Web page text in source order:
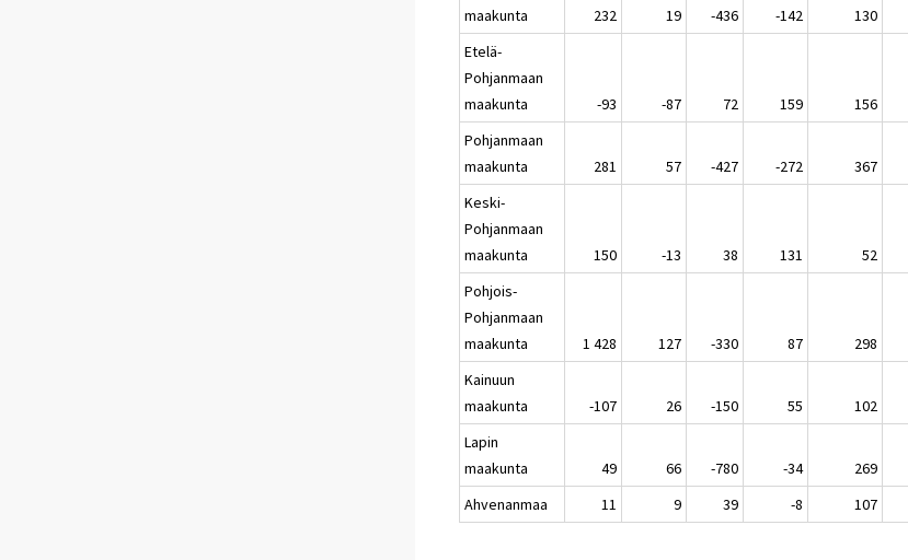
maakunta
232 19 -436 -142 130
Etelä-
Pohjanmaan
maakunta
-93 -87 72 159 156
Pohjanmaan
maakunta
281 57 -427 -272 367
Keski-
Pohjanmaan
maakunta
150 -13 38 131 52
Pohjois-
Pohjanmaan
maakunta
1 428 127 -330 87 298
Kainuun
maakunta
-107 26 -150 55 102
Lapin
maakunta
49 66 -780 -34 269
Ahvenanmaa
11 9 39 -8 107